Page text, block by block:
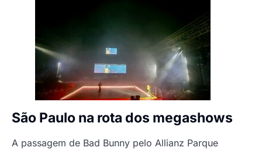
São Paulo na rota dos megashows
A passagem de Bad Bunny pelo Allianz Parque